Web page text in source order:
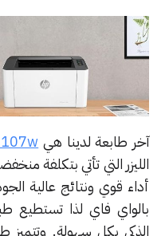
طابعة لدينا هي 107w
التي تأتي بتكلفة منخفضة
قوي ونتائج عالية الجودة
فاي لذا تستطيع
بكل سهولة. وتتميز